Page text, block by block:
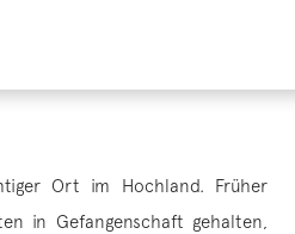
Ort im Hochland. Früher
in Gefangenschaft gehalten,